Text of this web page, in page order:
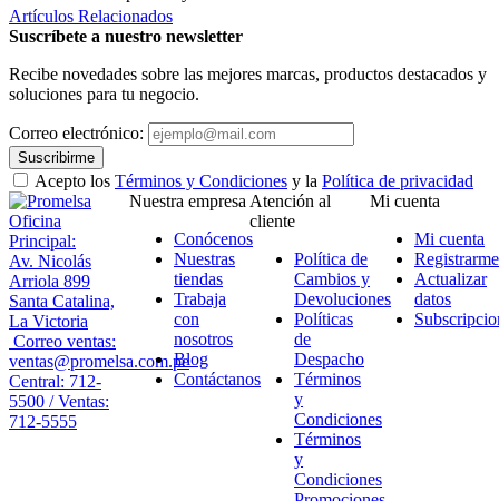
Artículos Relacionados
Suscríbete a nuestro newsletter
Recibe novedades sobre las mejores marcas, productos destacados y
soluciones para tu negocio.
Correo electrónico:
Suscribirme
Acepto los Términos y Condiciones y la Política de privacidad
Oficina
Principal:
Av. Nicolás
Arriola 899
Santa Catalina,
La Victoria
Correo ventas:
ventas@promelsa.com.pe
Central: 712-
5500 / Ventas:
712-5555
Nuestra empresa
Conócenos
Nuestras
tiendas
Trabaja
con
nosotros
Blog
Contáctanos
Atención al
cliente
Política de
Cambios y
Devoluciones
Políticas
de
Despacho
Términos
y
Condiciones
Términos
y
Condiciones
Mi cuenta
Mi cuenta
Registrarme
Actualizar
datos